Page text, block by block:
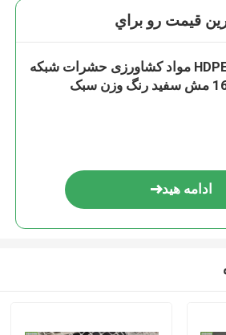
قيمت رو براي
HDPE مواد کشاورزی حشرات شبکه
رنگ وزن سبک
ادامه هید